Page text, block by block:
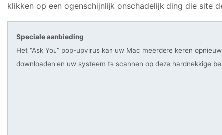
klikken op een ogenschijnlijk onschadelijk ding die site
Speciale aanbieding
Het “Ask You” pop-upvirus kan uw Mac meerdere keren
downloaden en uw systeem te scannen op deze hardnekkige